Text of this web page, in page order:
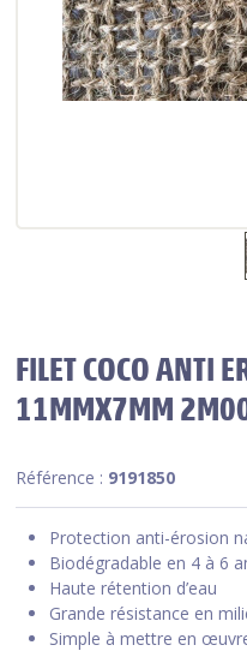
FILET COCO ANTI
11MMX7MM
Référence : 9191850
Protection anti-érosion
Biodégradable en 4 à 6
Haute rétention d’eau
Grande résistance en
Simple à mettre en